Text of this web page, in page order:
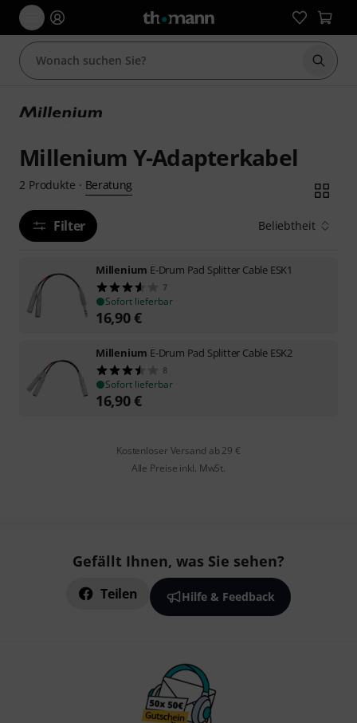
Suche
Millenium Y-Adapterkabel
2 Produkte · Beratung
Filter Beliebtheit
Millenium E-Drum Pad Splitter Cable ESK1
7
Sofort lieferbar
16,90€
Millenium E-Drum Pad Splitter Cable ESK2
8
Sofort lieferbar
16,90€
Kostenloser Versand ab 29 €
Alle Preise inkl. MwSt.
Gefällt Ihnen, was Sie sehen?
Teilen Hilfe & Feedback